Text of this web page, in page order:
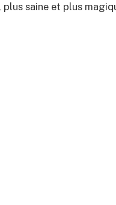
saine et plus